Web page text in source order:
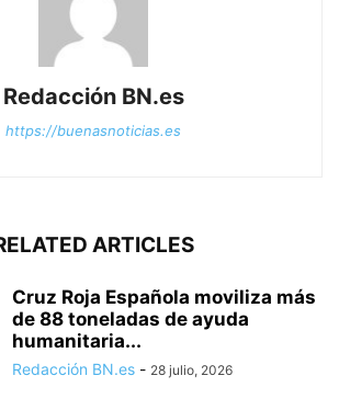
Redacción BN.es
https://buenasnoticias.es
ARTICLES
Cruz Roja Española moviliza más
de 88 toneladas de ayuda
humanitaria...
Redacción BN.es - 28 julio, 2026